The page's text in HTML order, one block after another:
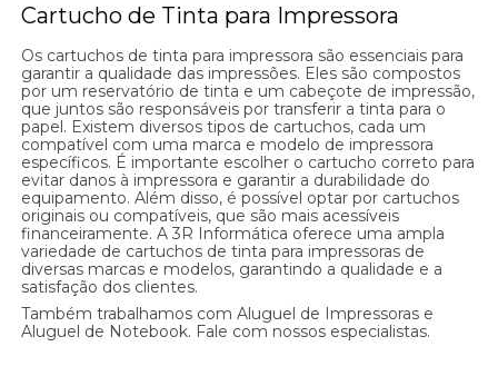
Cartucho de Tinta para Impressora
Os cartuchos de tinta para impressora são essenciais para
garantir a qualidade das impressões. Eles são compostos
por um reservatório de tinta e um cabeçote de impressão,
que juntos são responsáveis por transferir a tinta para o
papel. Existem diversos tipos de cartuchos, cada um
compatível com uma marca e modelo de impressora
específicos. É importante escolher o cartucho correto para
evitar danos à impressora e garantir a durabilidade do
equipamento. Além disso, é possível optar por cartuchos
originais ou compatíveis, que são mais acessíveis
financeiramente. A 3R Informática oferece uma ampla
variedade de cartuchos de tinta para impressoras de
diversas marcas e modelos, garantindo a qualidade e a
satisfação dos clientes.
Também trabalhamos com Aluguel de Impressoras e
Aluguel de Notebook. Fale com nossos especialistas.